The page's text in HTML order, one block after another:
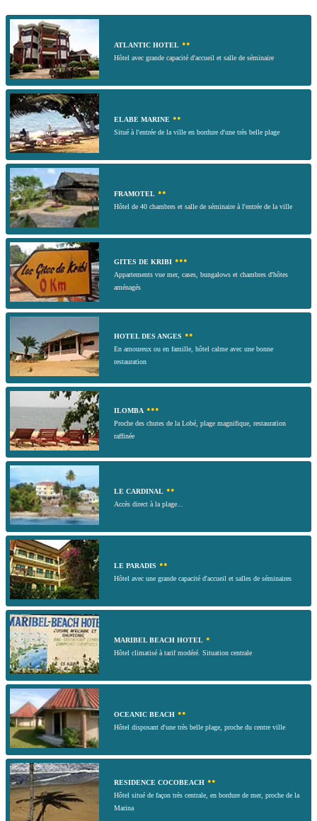
ATLANTIC HOTEL ••
Hôtel avec grande capacité d'accueil et salle de séminaire
ELABE MARINE ••
Situé à l'entrée de la ville en bordure d'une très belle plage
FRAMOTEL ••
Hôtel de 40 chambres et salle de séminaire à l'entrée de la ville
GITES DE KRIBI •••
Appartements vue mer, cases, bungalows et chambres d'hôtes
aménagés
HOTEL DES ANGES ••
En amoureux ou en famille, hôtel calme avec une bonne
restauration
ILOMBA •••
Proche des chutes de la Lobé, plage magnifique, restauration
raffinée
LE CARDINAL ••
Accès direct à la plage...
LE PARADIS ••
Hôtel avec une grande capacité d'accueil et salles de séminaires
MARIBEL BEACH HOTEL •
Hôtel climatisé à tarif modéré. Situation centrale
OCEANIC BEACH ••
Hôtel disposant d'une très belle plage, proche du centre ville
RESIDENCE COCOBEACH ••
Hôtel situé de façon très centrale, en bordure de mer, proche de la
Marina